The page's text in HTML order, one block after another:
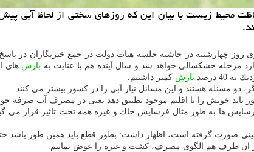
محیط زیست با بیان این كه روزهای سختی از لحاظ آبی
روز چهارشنبه در حاشیه جلسه هیات دولت در جمع خبرنگاران در
مرحله خشكسالی خواهد شد و سال آینده هم با عنایت به بارش های
بارش كمتر داشتیم.
دو مسئله هستند و این مسائل نیاز آبی را در كشور بیشتر می كنند.
خویش را با اقلیم موجود تطبیق دهد یعنی در مصرف آب صرفه
ها به طور مثال فرسایش خاك و غیره همه تحت تاثیر قرار
صورت گرفته است، اظهار داشت: بطور قطع باید همین طور باشد حتی
از ان طرف هم الگوی مصرف، كشت و غیره را عوض نماییم.